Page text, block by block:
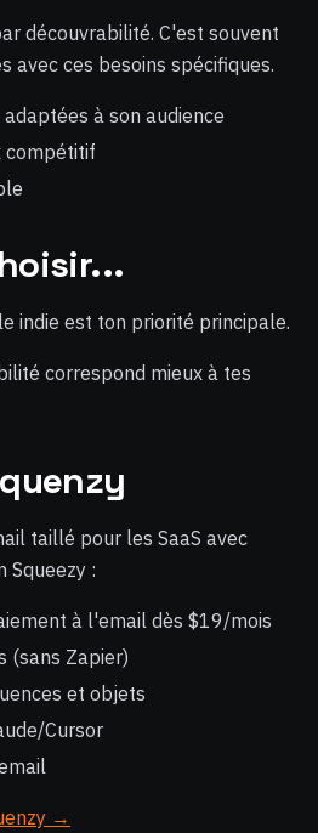
découvrabilité. C'est souvent
avec ces besoins spécifiques.
à son audience
compétitif
indie est ton priorité principale.
correspond mieux à tes
taillé pour les SaaS avec
Squeezy :
à l'email dès $19/mois
(sans Zapier)
et objets
Cursor
→